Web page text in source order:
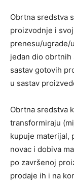
Obrtna sredstva
proizvodnje i
prenesu/ugrade/
jedan dio obrtnih
sastav gotovih
u sastav
Obrtna sredstva
transformiraju
kupuje materijal,
novac i dobiva
po završenoj
prodaje ih i na